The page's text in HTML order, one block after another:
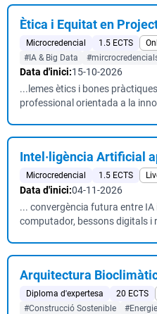
Ètica i Equitat en
Microcredencial 1.5 ECTS
#IA & Big Data
Data d'inici:15-10-2026
...lemes ètics i bones
professional orientada a la
Intel·ligència Artificial
Microcredencial 1.5 ECTS
Data d'inici:04-11-2026
... convergència futura entre IA
computador, bessons digitals i
Arquitectura
Diploma d'expertesa 20 ECTS
#Construcció Sostenible